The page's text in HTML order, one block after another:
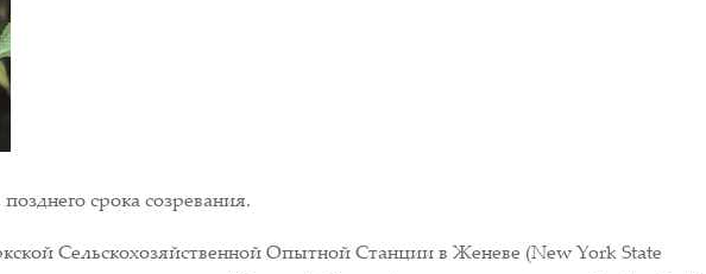
срока созревания.
Сельскохозяйственной Опытной Станции в Женеве (New York State